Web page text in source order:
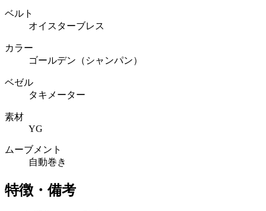
ベルト
オイスターブレス
カラー
ゴールデン（シャンパン）
ベゼル
タキメーター
素材
YG
ムーブメント
自動巻き
特徴・備考